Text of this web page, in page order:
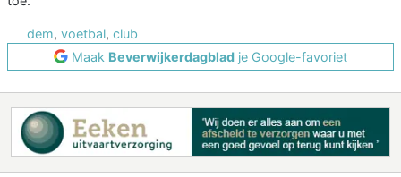
dem, voetbal, club
Maak Beverwijkerdagblad je Google-favoriet